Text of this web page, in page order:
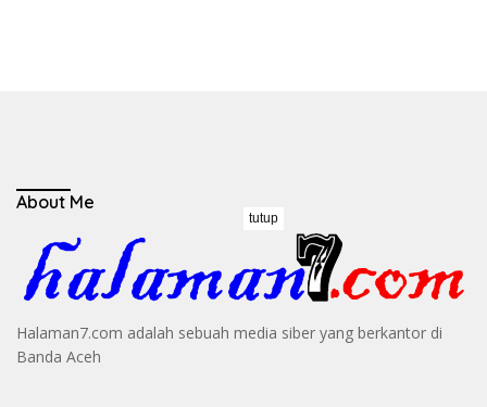
About Me
Halaman7.com adalah sebuah media siber yang berkantor di
Banda Aceh
tutup